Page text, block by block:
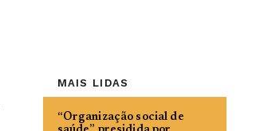
MAIS LIDAS
“Organização social de